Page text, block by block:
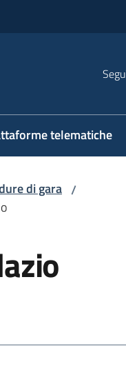
telematiche
di gara /